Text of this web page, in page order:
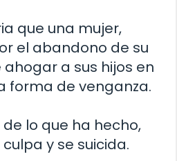
que una mujer,
el abandono de su
a sus hijos en
forma de venganza.
lo que ha hecho,
y se suicida.